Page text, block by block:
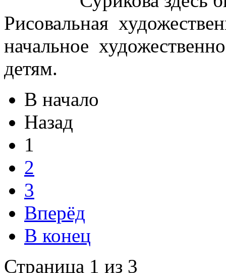
Рисовальная
начальное
детям.
В начало
Назад
1
2
3
Вперёд
В конец
Страница 1 из 3